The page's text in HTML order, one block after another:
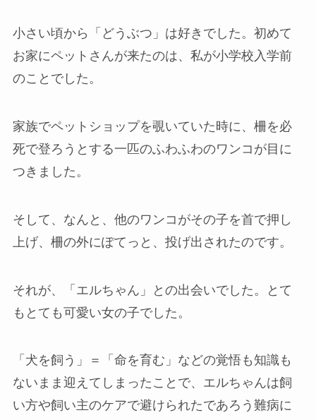
小さい頃から「どうぶつ」は好きでした。初めて
お家にペットさんが来たのは、私が小学校入学前
のことでした。
家族でペットショップを覗いていた時に、柵を必
死で登ろうとする一匹のふわふわのワンコが目に
つきました。
そして、なんと、他のワンコがその子を首で押し
上げ、柵の外にぽてっと、投げ出されたのです。
それが、「エルちゃん」との出会いでした。とて
もとても可愛い女の子でした。
「犬を飼う」＝「命を育む」などの覚悟も知識も
ないまま迎えてしまったことで、エルちゃんは飼
い方や飼い主のケアで避けられたであろう難病に